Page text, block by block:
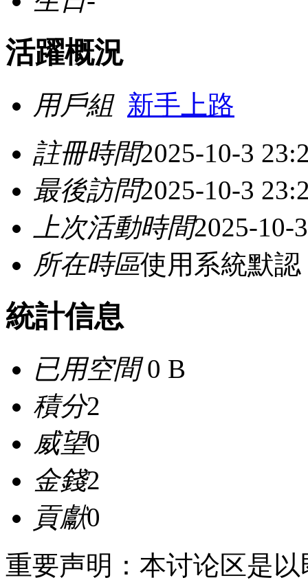
活躍概況
用戶組 新手上路
註冊時間2025-10-3
最後訪問2025-10-3
上次活動時間2025-10-
所在時區使用系統默認
統計信息
已用空間0 B
積分2
威望0
金錢2
貢獻0
重要声明：本讨论区是